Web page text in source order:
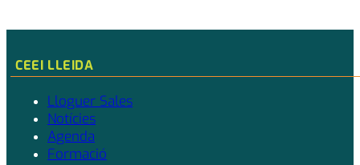
CEEI LLEIDA
Lloguer Sales
Notícies
Agenda
Formació